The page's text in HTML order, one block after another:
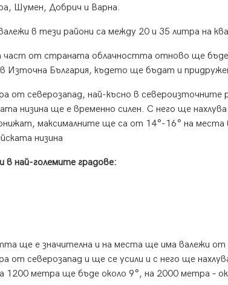
Шумен, Добрич и Варна.
в тези райони са между 20 и 35 литра на
част от страната облачността отново ще
Източна България, където ще бъдат и
от северозапад, най-късно в североизточните
низина ще е временно силен. С него ще
максималните ще са от 14°-16° на места
низина
в най-големите градове:
ще е значителна и на места ще има валежи
северозапад и ще се усили и с него ще
1200 метра ще бъде около 9°, на 2000 метра –